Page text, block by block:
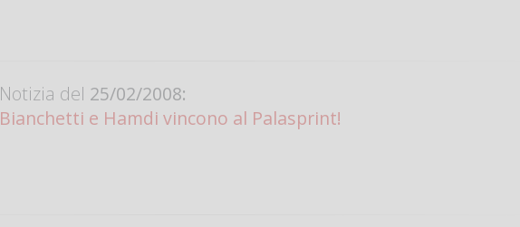
Notizia del 25/02/2008:
Bianchetti e Hamdi vincono al Palasprint!